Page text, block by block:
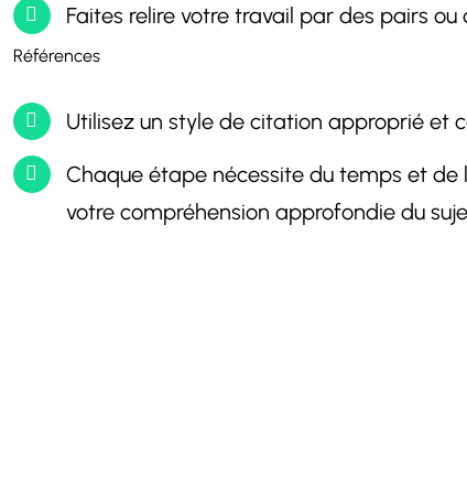
Faites relire votre travail par des pairs
Références
Utilisez un style de citation approprié et
Chaque étape nécessite du temps et
votre compréhension approfondie du